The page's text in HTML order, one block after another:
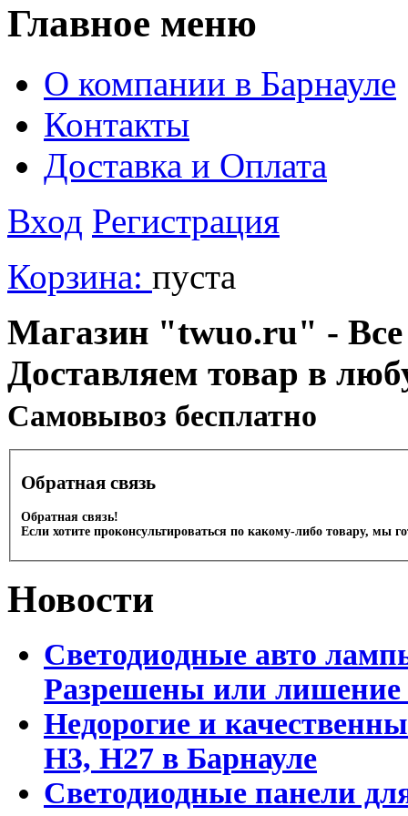
Главное меню
О компании в Барнауле
Контакты
Доставка и Оплата
Вход Регистрация
Корзина: пуста
Магазин "twuo.ru" - Все
Доставляем товар в
Cамовывоз бесплатно
Обратная связь
Обратная связь!
Если хотите проконсультироваться по какому-либо товару, мы
Новости
Светодиодные авто
Разрешены или лишение
Недорогие и
Н3, Н27 в Барнауле
Светодиодные панели